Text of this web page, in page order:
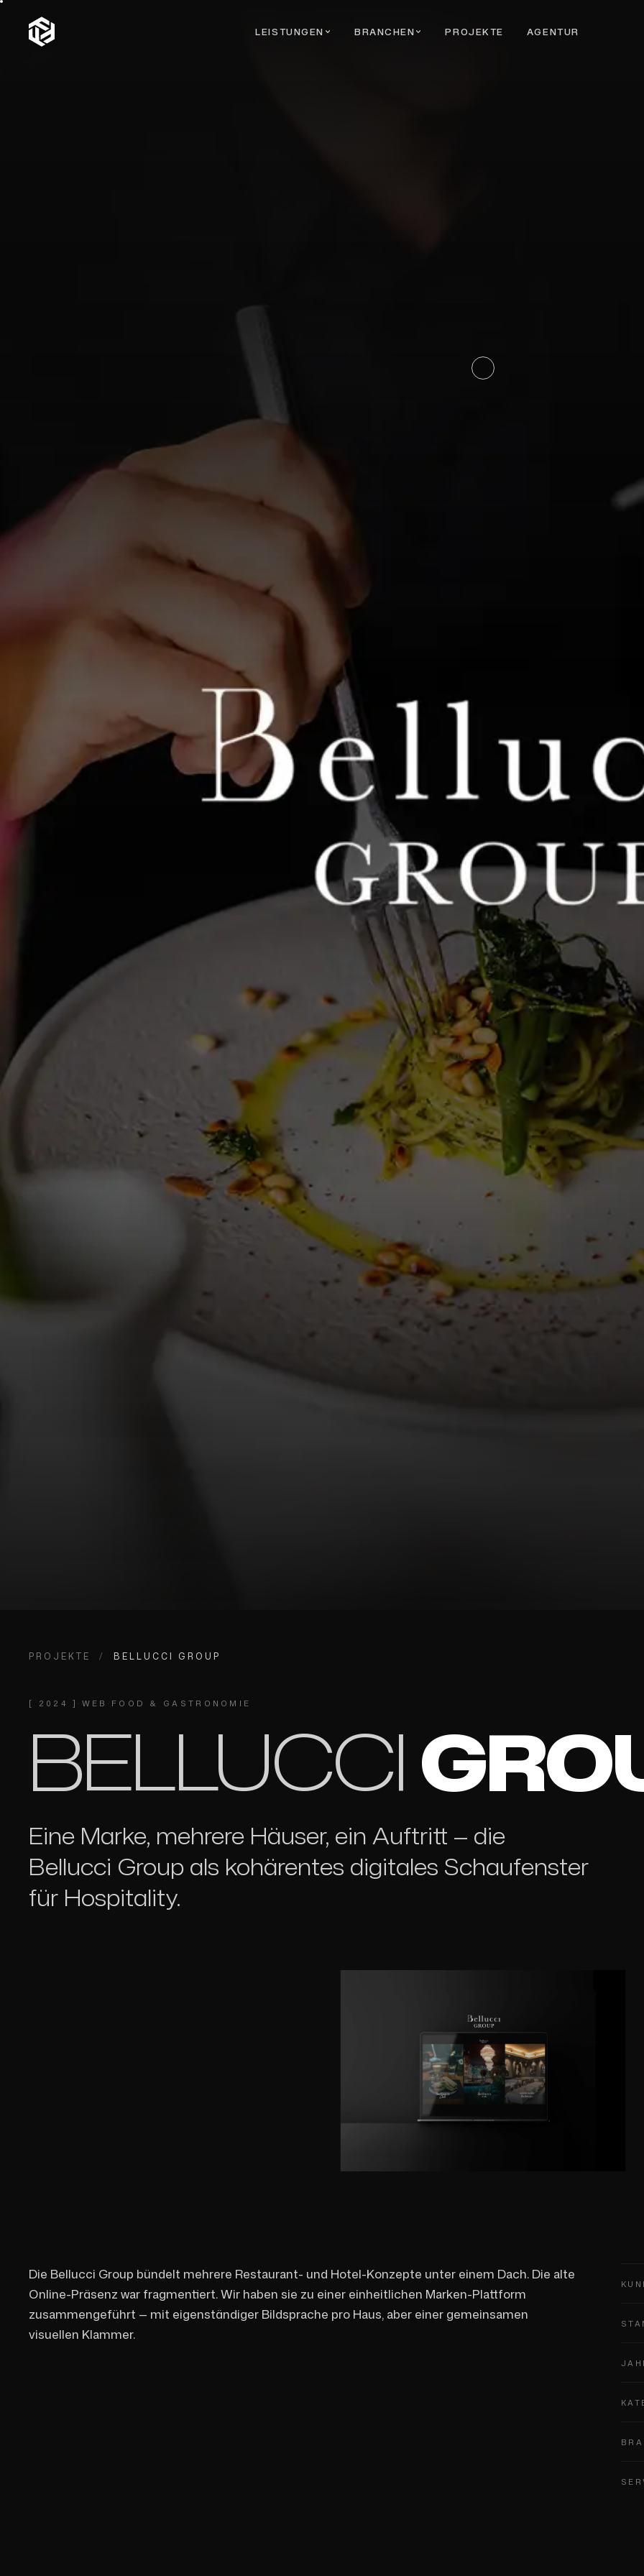
LEISTUNGEN BRANCHEN PROJEKTE AGENTUR
PROJEKTE / BELLUCCI GROUP
[ 2024 ] WEB FOOD & GASTRONOMIE
BELLUCCI
Eine Marke, mehrere Häuser, ein Auftritt — die
Bellucci Group als kohärentes digitales Schaufenster
für Hospitality.
Die Bellucci Group bündelt mehrere Restaurant- und Hotel-Konzepte unter einem Dach. Die alte
Online-Präsenz war fragmentiert. Wir haben sie zu einer einheitlichen Marken-Plattform
zusammengeführt — mit eigenständiger Bildsprache pro Haus, aber einer gemeinsamen
visuellen Klammer.